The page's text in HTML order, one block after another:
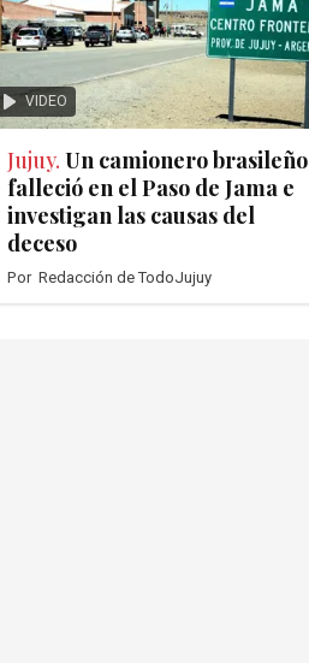
VIDEO
Jujuy. Un camionero brasileño
falleció en el Paso de Jama e
investigan las causas del
deceso
Por Redacción de TodoJujuy